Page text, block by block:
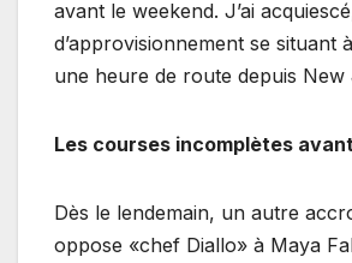
avant le weekend. J’ai
d’approvisionnement se situant
une heure de route depuis New
Les courses incomplètes
Dès le lendemain, un autre
oppose «chef Diallo» à Maya